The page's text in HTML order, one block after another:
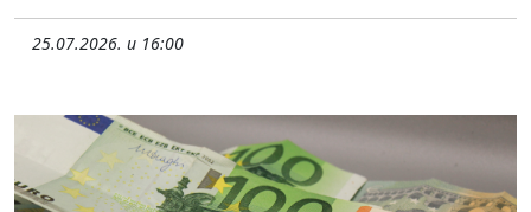
25.07.2026. u 16:00